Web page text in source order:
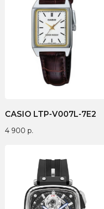
CASIO LTP-V007L-7E2
4 900 р.